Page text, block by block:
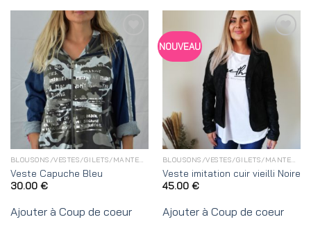
Ajouter
à
Coup
de
coeur
BLOUSONS/VESTES/GILETS/MANTEAUX
Veste Capuche Bleu
30.00 €
Ajouter à Coup de coeur
NOUVEAU
Coup
coeur
BLOUSONS/VESTES/GILETS/MANTEAUX
Veste imitation cuir vieilli Noire
45.00 €
Ajouter à Coup de coeur